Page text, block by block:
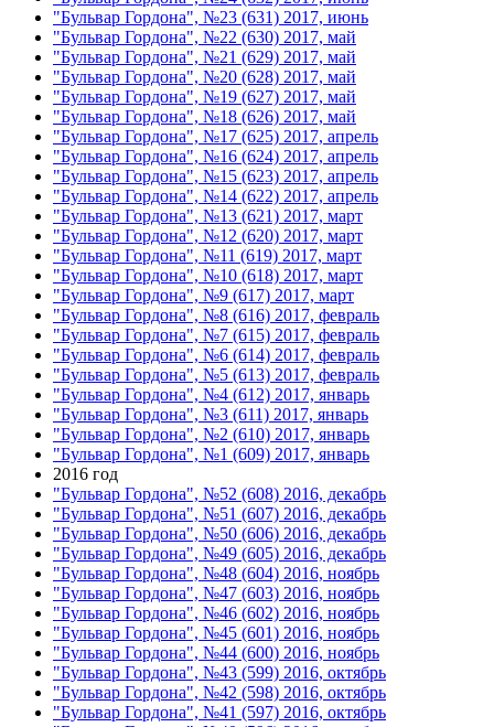
"Бульвар Гордона", №23 (631) 2017, июнь
"Бульвар Гордона", №22 (630) 2017, май
"Бульвар Гордона", №21 (629) 2017, май
"Бульвар Гордона", №20 (628) 2017, май
"Бульвар Гордона", №19 (627) 2017, май
"Бульвар Гордона", №18 (626) 2017, май
"Бульвар Гордона", №17 (625) 2017, апрель
"Бульвар Гордона", №16 (624) 2017, апрель
"Бульвар Гордона", №15 (623) 2017, апрель
"Бульвар Гордона", №14 (622) 2017, апрель
"Бульвар Гордона", №13 (621) 2017, март
"Бульвар Гордона", №12 (620) 2017, март
"Бульвар Гордона", №11 (619) 2017, март
"Бульвар Гордона", №10 (618) 2017, март
"Бульвар Гордона", №9 (617) 2017, март
"Бульвар Гордона", №8 (616) 2017, февраль
"Бульвар Гордона", №7 (615) 2017, февраль
"Бульвар Гордона", №6 (614) 2017, февраль
"Бульвар Гордона", №5 (613) 2017, февраль
"Бульвар Гордона", №4 (612) 2017, январь
"Бульвар Гордона", №3 (611) 2017, январь
"Бульвар Гордона", №2 (610) 2017, январь
"Бульвар Гордона", №1 (609) 2017, январь
2016 год
"Бульвар Гордона", №52 (608) 2016, декабрь
"Бульвар Гордона", №51 (607) 2016, декабрь
"Бульвар Гордона", №50 (606) 2016, декабрь
"Бульвар Гордона", №49 (605) 2016, декабрь
"Бульвар Гордона", №48 (604) 2016, ноябрь
"Бульвар Гордона", №47 (603) 2016, ноябрь
"Бульвар Гордона", №46 (602) 2016, ноябрь
"Бульвар Гордона", №45 (601) 2016, ноябрь
"Бульвар Гордона", №44 (600) 2016, ноябрь
"Бульвар Гордона", №43 (599) 2016, октябрь
"Бульвар Гордона", №42 (598) 2016, октябрь
"Бульвар Гордона", №41 (597) 2016, октябрь